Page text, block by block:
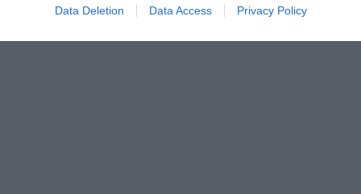
Data Deletion Data Access Privacy Policy